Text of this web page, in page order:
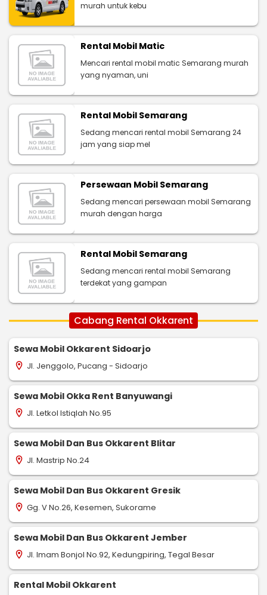
murah untuk kebu
Rental Mobil Matic
Mencari rental mobil matic Semarang murah
yang nyaman, uni
Rental Mobil Semarang
Sedang mencari rental mobil Semarang 24
jam yang siap mel
Persewaan Mobil Semarang
Sedang mencari persewaan mobil Semarang
murah dengan harga
Rental Mobil Semarang
Sedang mencari rental mobil Semarang
terdekat yang gampan
Cabang Rental Okkarent
Sewa Mobil Okkarent Sidoarjo
location_on Jl. Jenggolo, Pucang - Sidoarjo
Sewa Mobil Okka Rent Banyuwangi
location_on Jl. Letkol Istiqlah No.95
Sewa Mobil Dan Bus Okkarent Blitar
location_on Jl. Mastrip No.24
Sewa Mobil Dan Bus Okkarent Gresik
location_on Gg. V No.26, Kesemen, Sukorame
Sewa Mobil Dan Bus Okkarent Jember
location_on Jl. Imam Bonjol No.92, Kedungpiring, Tegal Besar
Rental Mobil Okkarent